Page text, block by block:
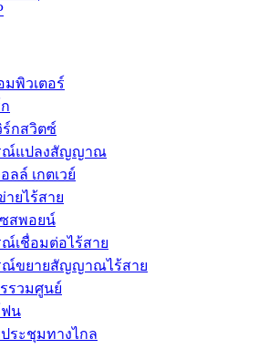
มพิวเตอร์
ร์กสวิตซ์
ณ์แปลงสัญญาณ
ลล์ เกตเวย์
ายไร้สาย
สพอยน์
เชื่อมต่อไร้สาย
ณ์ขยายสัญญาณไร้สาย
รวมศูนย์
ฟน
ระชุมทางไกล